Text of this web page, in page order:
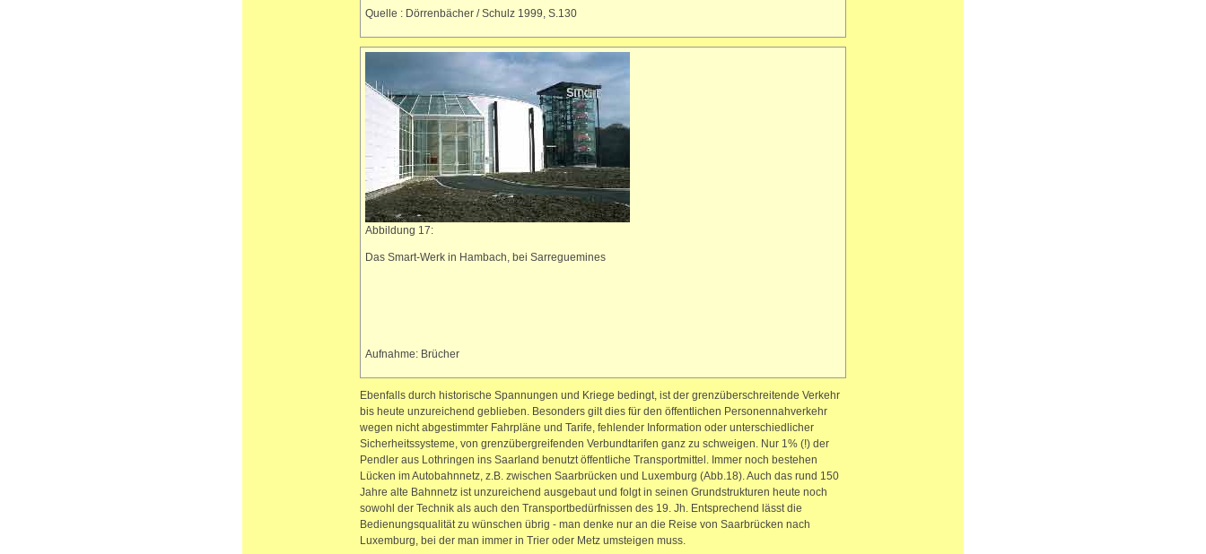
Quelle : Dörrenbächer / Schulz 1999, S.130
Abbildung 17:
Das Smart-Werk in Hambach, bei Sarreguemines
Aufnahme: Brücher
Ebenfalls durch historische Spannungen und Kriege bedingt, ist der grenzüberschreitende Verkehr
bis heute unzureichend geblieben. Besonders gilt dies für den öffentlichen Personennahverkehr
wegen nicht abgestimmter Fahrpläne und Tarife, fehlender Information oder unterschiedlicher
Sicherheitssysteme, von grenzübergreifenden Verbundtarifen ganz zu schweigen. Nur 1% (!) der
Pendler aus Lothringen ins Saarland benutzt öffentliche Transportmittel. Immer noch bestehen
Lücken im Autobahnnetz, z.B. zwischen Saarbrücken und Luxemburg (Abb.18). Auch das rund 150
Jahre alte Bahnnetz ist unzureichend ausgebaut und folgt in seinen Grundstrukturen heute noch
sowohl der Technik als auch den Transportbedürfnissen des 19. Jh. Entsprechend lässt die
Bedienungsqualität zu wünschen übrig - man denke nur an die Reise von Saarbrücken nach
Luxemburg, bei der man immer in Trier oder Metz umsteigen muss.